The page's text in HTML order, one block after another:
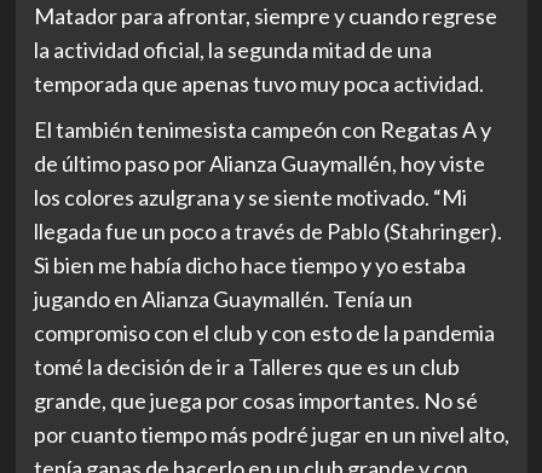
Matador para afrontar, siempre y cuando regrese
la actividad oficial, la segunda mitad de una
temporada que apenas tuvo muy poca actividad.
El también tenimesista campeón con Regatas A y
de último paso por Alianza Guaymallén, hoy viste
los colores azulgrana y se siente motivado. “Mi
llegada fue un poco a través de Pablo (Stahringer).
Si bien me había dicho hace tiempo y yo estaba
jugando en Alianza Guaymallén. Tenía un
compromiso con el club y con esto de la pandemia
tomé la decisión de ir a Talleres que es un club
grande, que juega por cosas importantes. No sé
por cuanto tiempo más podré jugar en un nivel alto,